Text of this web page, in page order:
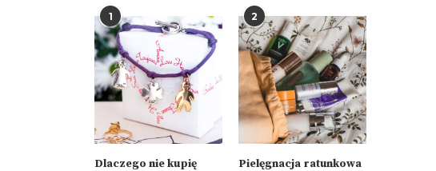
1
Dlaczego nie kupię
2
Pielęgnacja ratunkowa